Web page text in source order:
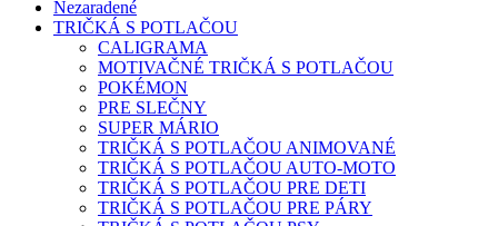
Nezaradené
TRIČKÁ S POTLAČOU
CALIGRAMA
MOTIVAČNÉ TRIČKÁ S POTLAČOU
POKÉMON
PRE SLEČNY
SUPER MÁRIO
TRIČKÁ S POTLAČOU ANIMOVANÉ
TRIČKÁ S POTLAČOU AUTO-MOTO
TRIČKÁ S POTLAČOU PRE DETI
TRIČKÁ S POTLAČOU PRE PÁRY